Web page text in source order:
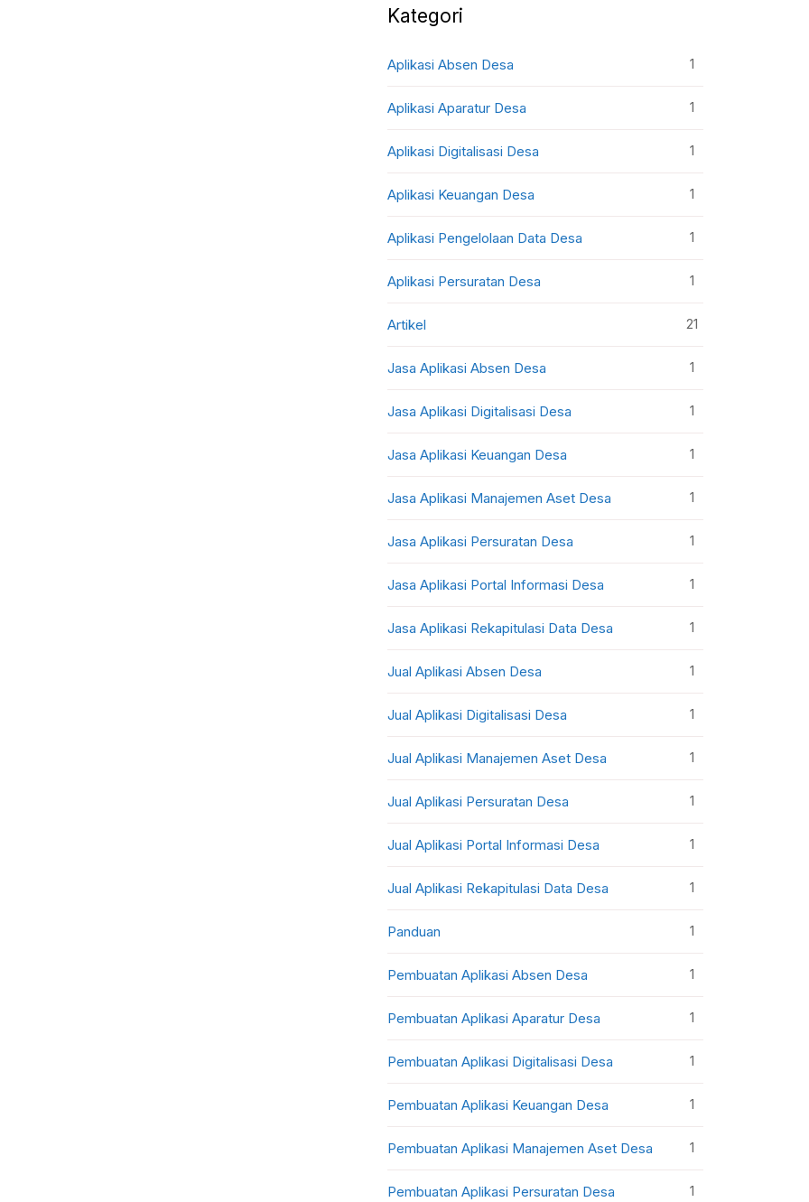
Kategori
Aplikasi Absen Desa 1
Aplikasi Aparatur Desa 1
Aplikasi Digitalisasi Desa 1
Aplikasi Keuangan Desa 1
Aplikasi Pengelolaan Data Desa 1
Aplikasi Persuratan Desa 1
Artikel 21
Jasa Aplikasi Absen Desa 1
Jasa Aplikasi Digitalisasi Desa 1
Jasa Aplikasi Keuangan Desa 1
Jasa Aplikasi Manajemen Aset Desa 1
Jasa Aplikasi Persuratan Desa 1
Jasa Aplikasi Portal Informasi Desa 1
Jasa Aplikasi Rekapitulasi Data Desa 1
Jual Aplikasi Absen Desa 1
Jual Aplikasi Digitalisasi Desa 1
Jual Aplikasi Manajemen Aset Desa 1
Jual Aplikasi Persuratan Desa 1
Jual Aplikasi Portal Informasi Desa 1
Jual Aplikasi Rekapitulasi Data Desa 1
Panduan 1
Pembuatan Aplikasi Absen Desa 1
Pembuatan Aplikasi Aparatur Desa 1
Pembuatan Aplikasi Digitalisasi Desa 1
Pembuatan Aplikasi Keuangan Desa 1
Pembuatan Aplikasi Manajemen Aset Desa 1
Pembuatan Aplikasi Persuratan Desa 1